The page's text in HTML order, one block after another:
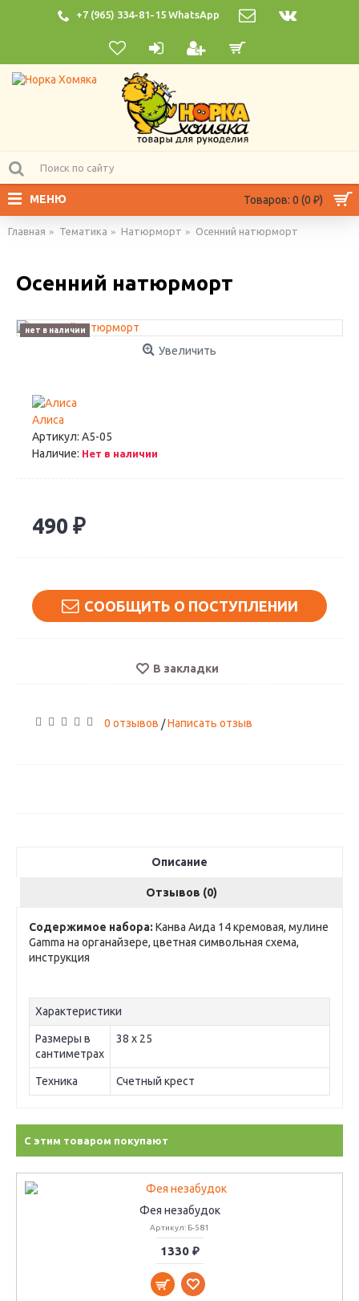
+7 (965) 334-81-15 WhatsApp
Товаров: 0 (0 ₽)
МЕНЮ
Главная Тематика Натюрморт Осенний натюрморт
Осенний натюрморт
нет в наличии
Увеличить
Алиса
Артикул: А5-05
Наличие: Нет в наличии
490 ₽
СООБЩИТЬ О ПОСТУПЛЕНИИ
В закладки
0 отзывов /Написать отзыв
Описание
Отзывов (0)
Содержимое набора: Канва Аида 14 кремовая, мулине
Gamma на органайзере, цветная символьная схема,
инструкция
Характеристики
Размеры в
сантиметрах
38 х 25
Техника Счетный крест
С этим товаром покупают
Фея незабудок
Артикул: Б-581
1330 ₽